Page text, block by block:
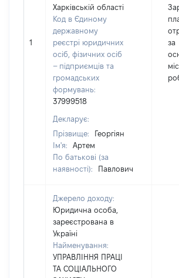
1
Харківській області
Код в Єдиному
державному
реєстрі юридичних
осіб, фізичних осіб
– підприємців та
громадських
формувань:
37999518
Декларує:
Прізвище:
Георгіян
Ім'я:
Артем
По батькові (за
наявності):
Павлович
за
Джерело доходу:
Юридична особа,
зареєстрована в
Україні
Найменування:
УПРАВЛІННЯ ПРАЦІ
ТА СОЦІАЛЬНОГО